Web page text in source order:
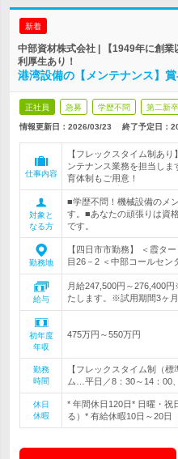
新着
中部資材株式会社 | 【1949年に創
利厚生あり！
港湾設備の【メンテナンス】
正社員 急募 学歴不問 第二新
情報更新日：2026/03/23 終了予定日：
仕事内容
【フレックスタイム制あ
ンテナンス業務を担当し
育体制もご用意！
対象と
なる方
■学歴不問！機械設備のメ
す。■あなたの頑張りは資
です。
勤務地
【四日市市勤務】 ＜霞タ
目26－2 ＜中部コールセン
給与
月給247,500円～276,400
たします。※試用期間3ヶ
初年度
年収
475万円～550万円
勤務
時間
【フレックスタイム制（
ム…平日／8：30～14：00
休日
休暇
* 年間休日120日* 日曜・祝
る）* 有給休暇10日～20日